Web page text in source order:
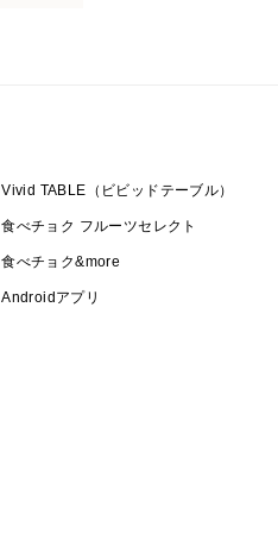
Vivid TABLE（ビビッドテーブル）
食べチョク フルーツセレクト
食べチョク&more
Androidアプリ